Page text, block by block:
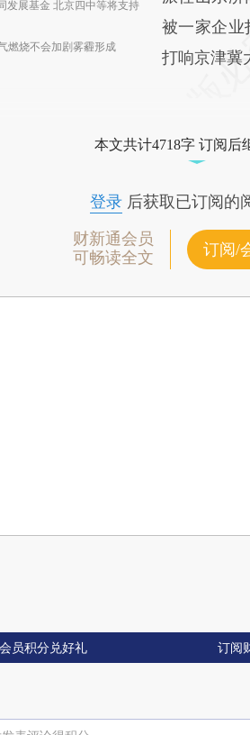
发展基金 北京四中等将支持
燃烧不会加剧雾霾形成
被一家企业
打响京津冀
本文共计4718字 订阅后
登录后获取已订阅的
财新通会员
可畅读全文
订阅/
员积分兑好礼 订阅